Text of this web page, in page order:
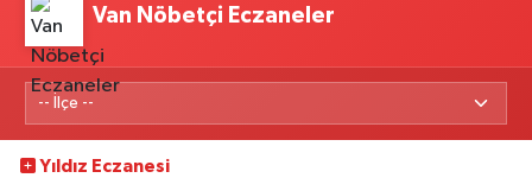
Van Nöbetçi Eczaneler
Yıldız Eczanesi